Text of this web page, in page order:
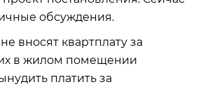
обсуждения.
вносят квартплату за
в жилом помещении
платить за